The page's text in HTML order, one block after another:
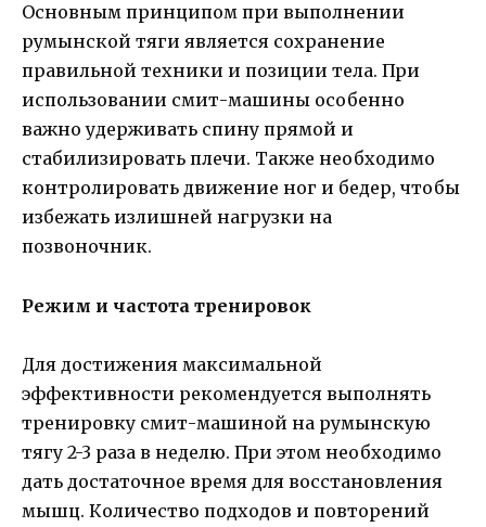
Основным принципом при выполнении
румынской тяги является сохранение
правильной техники и позиции тела. При
использовании смит-машины особенно
важно удерживать спину прямой и
стабилизировать плечи. Также необходимо
контролировать движение ног и бедер, чтобы
избежать излишней нагрузки на
позвоночник.
Режим и частота тренировок
Для достижения максимальной
эффективности рекомендуется выполнять
тренировку смит-машиной на румынскую
тягу 2-3 раза в неделю. При этом необходимо
дать достаточное время для восстановления
мышц. Количество подходов и повторений